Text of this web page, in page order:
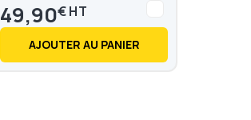
49,90€
AJOUTER AU PANIER